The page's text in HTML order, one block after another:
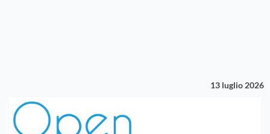
13 luglio 2026